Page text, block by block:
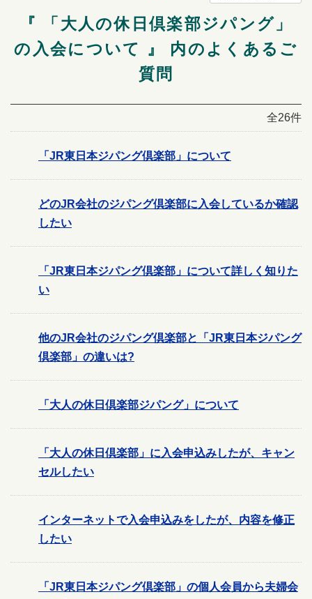
『 「大人の休日倶楽部ジパング」
の入会について 』 内のよくあるご
質問
全26件
「JR東日本ジパング倶楽部」について
どのJR会社のジパング倶楽部に入会しているか確認
したい
「JR東日本ジパング倶楽部」について詳しく知りた
い
他のJR会社のジパング倶楽部と「JR東日本ジパング
倶楽部」の違いは?
「大人の休日倶楽部ジパング」について
「大人の休日倶楽部」に入会申込みしたが、キャン
セルしたい
インターネットで入会申込みをしたが、内容を修正
したい
「JR東日本ジパング倶楽部」の個人会員から夫婦会